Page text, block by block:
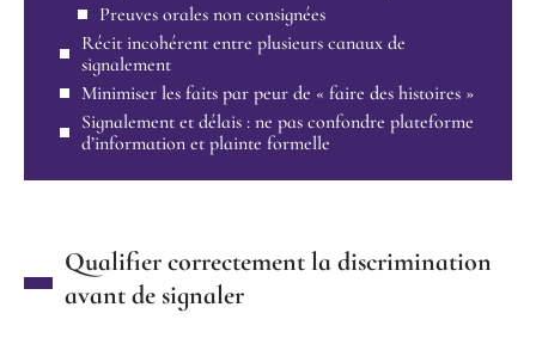
Preuves orales non consignées
Récit incohérent entre plusieurs canaux de
signalement
Minimiser les faits par peur de « faire des histoires »
Signalement et délais : ne pas confondre plateforme
d’information et plainte formelle
Qualifier correctement la discrimination
avant de signaler